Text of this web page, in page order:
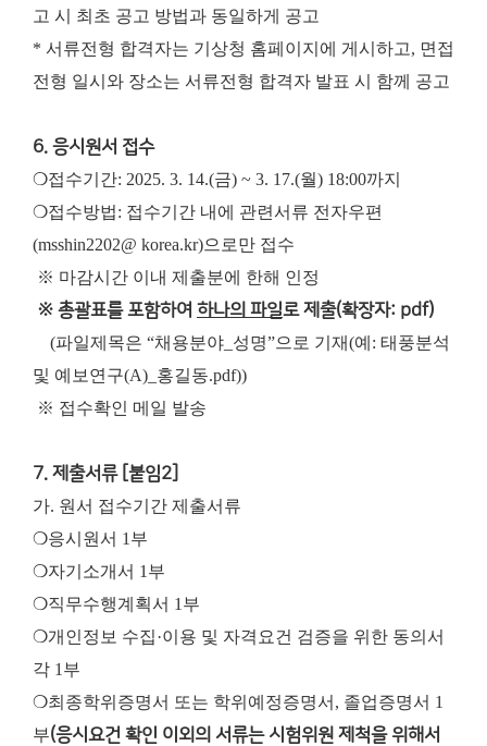
고 시 최초 공고 방법과 동일하게 공고
* 서류전형 합격자는 기상청 홈페이지에 게시하고, 면접
전형 일시와 장소는 서류전형 합격자 발표 시 함께 공고
6. 응시원서 접수
❍접수기간: 2025. 3. 14.(금) ~ 3. 17.(월) 18:00까지
❍접수방법: 접수기간 내에 관련서류 전자우편
(msshin2202@ korea.kr)으로만 접수
※ 마감시간 이내 제출분에 한해 인정
※ 총괄표를 포함하여 하나의 파일로 제출(확장자: pdf)
(파일제목은 “채용분야_성명”으로 기재(예: 태풍분석
및 예보연구(A)_홍길동.pdf))
※ 접수확인 메일 발송
7. 제출서류 [붙임2]
가. 원서 접수기간 제출서류
❍응시원서 1부
❍자기소개서 1부
❍직무수행계획서 1부
❍개인정보 수집·이용 및 자격요건 검증을 위한 동의서
각 1부
❍최종학위증명서 또는 학위예정증명서, 졸업증명서 1
부(응시요건 확인 이외의 서류는 시험위원 제척을 위해서